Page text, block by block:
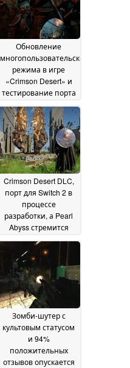
Обновление
многопользовательского
режима в игре
«Crimson Desert» и
тестирование порта
компания Peal Abyss
рассказывает о
своих планах09 July
2026
Crimson Desert DLC,
порт для Switch 2 в
процессе
разработки, а Pearl
Abyss стремится
14
May 2026
Зомби-шутер с
культовым статусом
и 94%
положительных
отзывов опускается